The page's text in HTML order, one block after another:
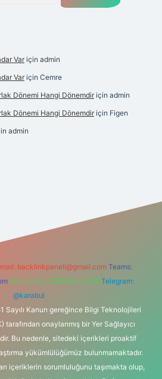
Var için admin
Var için Cemre
Dönemi Hangi Dönemdir için admin
Dönemi Hangi Dönemdir için Figen
admin
backlinkpaneli@gmail.com Teams:
Whatsapp: 0262 606 0 726 Telegram:
@karabul
Sayılı Kanun gereğince Bilgi Teknolojileri
onaylanmış bir Yer Sağlayıcı
Bu nedenle, sitedeki içerikleri proaktif
yükümlülüğümüz bulunmamaktadır.
içeriklerin sorumluluğunu taşımakta olup,